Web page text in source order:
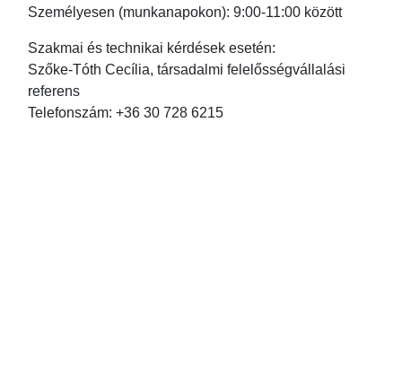
Személyesen (munkanapokon): 9:00-11:00 között
Szakmai és technikai kérdések esetén:
Szőke-Tóth Cecília, társadalmi felelősségvállalási
referens
Telefonszám: +36 30 728 6215